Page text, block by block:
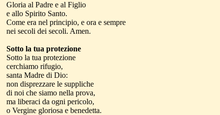
Gloria al Padre e al Figlio
e allo Spirito Santo.
Come era nel principio, e ora e sempre
nei secoli dei secoli. Amen.
Sotto la tua protezione
Sotto la tua protezione
cerchiamo rifugio,
santa Madre di Dio:
non disprezzare le suppliche
di noi che siamo nella prova,
ma liberaci da ogni pericolo,
o Vergine gloriosa e benedetta.